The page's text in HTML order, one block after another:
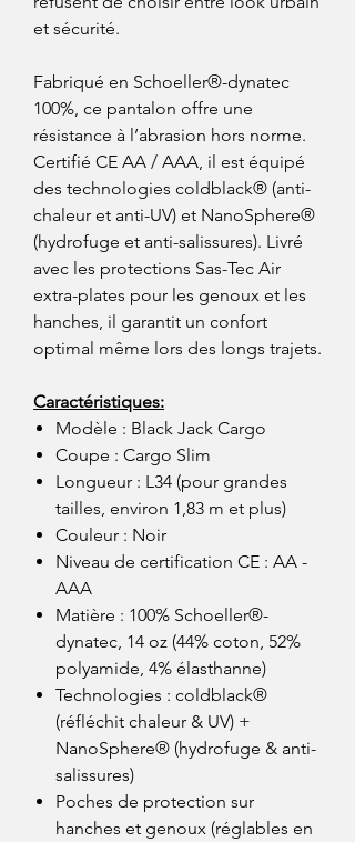
et sécurité.
Fabriqué en Schoeller®-dynatec
100%, ce pantalon offre une
résistance à l’abrasion hors norme.
Certifié CE AA / AAA, il est équipé
des technologies coldblack® (anti-
chaleur et anti-UV) et NanoSphere®
(hydrofuge et anti-salissures). Livré
avec les protections Sas-Tec Air
extra-plates pour les genoux et les
hanches, il garantit un confort
optimal même lors des longs trajets.
Caractéristiques:
Modèle : Black Jack Cargo
Coupe : Cargo Slim
Longueur : L34 (pour grandes
tailles, environ 1,83 m et plus)
Couleur : Noir
Niveau de certification CE : AA -
AAA
Matière : 100% Schoeller®-
dynatec, 14 oz (44% coton, 52%
polyamide, 4% élasthanne)
Technologies : coldblack®
(réfléchit chaleur & UV) +
NanoSphere® (hydrofuge & anti-
salissures)
Poches de protection sur
hanches et genoux (réglables en